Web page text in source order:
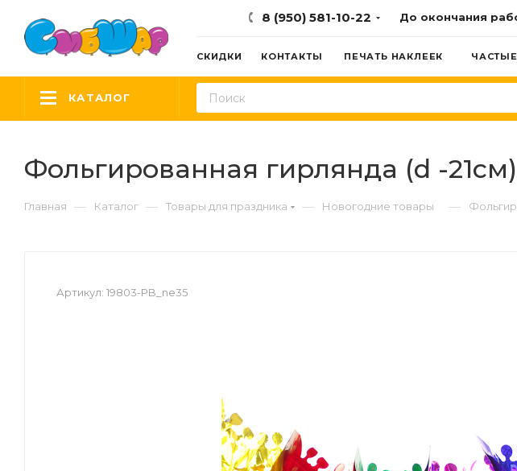
8 (950) 581-10-22 До окончания
СКИДКИ КОНТАКТЫ ПЕЧАТЬ НАКЛЕЕК
КАТАЛОГ
Фольгированная гирлянда (d -
Главная — Каталог — Товары для праздника — Новогодние товары —
Артикул: 19803-PB_ne35